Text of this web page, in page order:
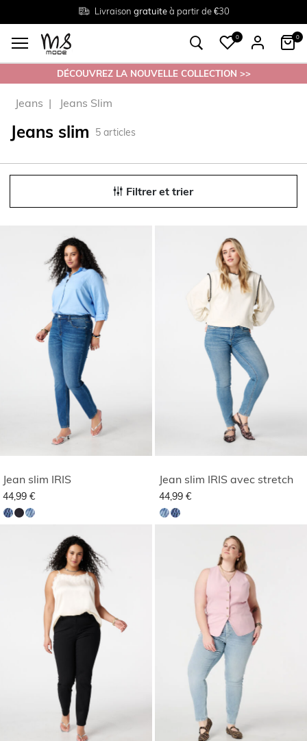
Livraison gratuiteà partir de €30
Tailles du38 au 54
Retourgratuit en magasin
0 0
DÉCOUVREZ LA NOUVELLE COLLECTION >>
Jeans Jeans Slim
Jeans slim 5 articles
Filtrer et trier
Jean slim IRIS
44,99 €
Jean slim IRIS avec stretch
44,99 €